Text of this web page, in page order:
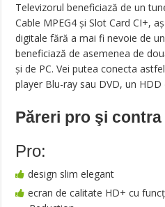
Televizorul beneficiază de un
Cable MPEG4 și Slot Card CI+,
digitale fără a mai fi nevoie de
beneficiază de asemenea de
și de PC. Vei putea conecta
player Blu-ray sau DVD, un HDD
Păreri pro şi contra
Pro:
design slim elegant
ecran de calitate HD+ cu